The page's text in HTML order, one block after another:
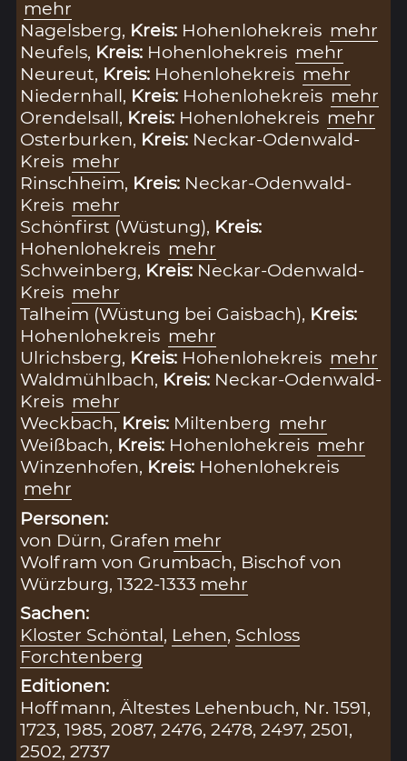
mehr
Nagelsberg, Kreis: Hohenlohekreis mehr
Neufels, Kreis: Hohenlohekreis mehr
Neureut, Kreis: Hohenlohekreis mehr
Niedernhall, Kreis: Hohenlohekreis mehr
Orendelsall, Kreis: Hohenlohekreis mehr
Osterburken, Kreis: Neckar-Odenwald-
Kreis mehr
Rinschheim, Kreis: Neckar-Odenwald-
Kreis mehr
Schönfirst (Wüstung), Kreis:
Hohenlohekreis mehr
Schweinberg, Kreis: Neckar-Odenwald-
Kreis mehr
Talheim (Wüstung bei Gaisbach), Kreis:
Hohenlohekreis mehr
Ulrichsberg, Kreis: Hohenlohekreis mehr
Waldmühlbach, Kreis: Neckar-Odenwald-
Kreis mehr
Weckbach, Kreis: Miltenberg mehr
Weißbach, Kreis: Hohenlohekreis mehr
Winzenhofen, Kreis: Hohenlohekreis
mehr
Personen:
von Dürn, Grafen mehr
Wolfram von Grumbach, Bischof von
Würzburg, 1322-1333 mehr
Sachen:
Kloster Schöntal, Lehen, Schloss
Forchtenberg
Editionen:
Hoffmann, Ältestes Lehenbuch, Nr. 1591,
1723, 1985, 2087, 2476, 2478, 2497, 2501,
2502, 2737